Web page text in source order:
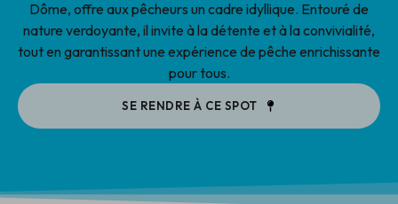
Dôme, offre aux pêcheurs un cadre idyllique. Entouré de
nature verdoyante, il invite à la détente et à la convivialité,
tout en garantissant une expérience de pêche enrichissante
pour tous.
SE RENDRE À CE SPOT